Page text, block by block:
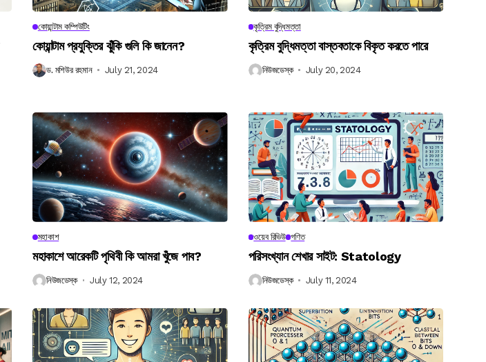
কোয়ান্টাম কম্পিউটিং
কোয়ান্টাম প্রযুক্তির ঝুঁকি গুলি কি জানেন?
ড. মশিউর রহমান July 21, 2024
কৃত্রিম বুদ্ধিমত্তা
কৃত্রিম বুদ্ধিমত্তা বাস্তবতাকে বিকৃত করতে পারে
নিউজডেস্ক July 20, 2024
মহাকাশ
মহাকাশে আরেকটি পৃথিবী কি আমরা খুঁজে পাব?
নিউজডেস্ক July 12, 2024
ওয়েব রিভিউ গণিত
পরিসংখ্যান শেখার সাইট: Statology
নিউজডেস্ক July 11, 2024